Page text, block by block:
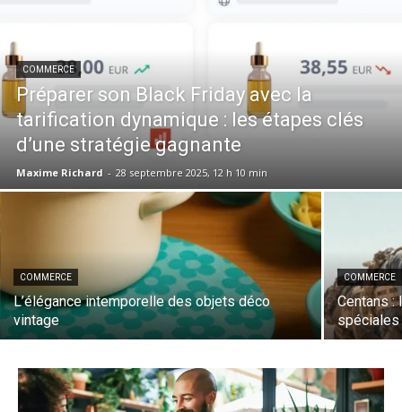
COMMERCE
Préparer son Black Friday avec la
tarification dynamique : les étapes clés
d’une stratégie gagnante
Maxime Richard - 28 septembre 2025, 12 h 10 min
COMMERCE
L’élégance intemporelle des objets déco
vintage
COMMERCE
Centans
spéciales